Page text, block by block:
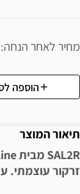
מחיר לאחר הנחה
הוספה
תיאור המוצר
SAL2R מבית Solid Line
זרקור עוצמתי.